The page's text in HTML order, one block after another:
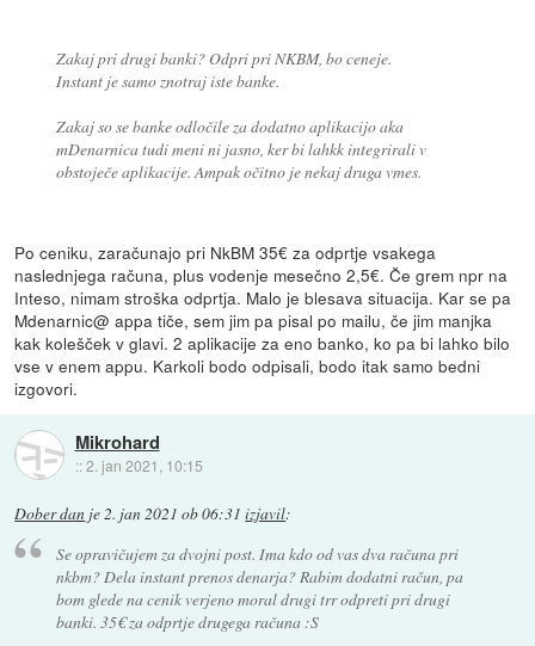
Zakaj pri drugi banki? Odpri pri NKBM, bo ceneje.
Instant je samo znotraj iste banke.
Zakaj so se banke odločile za dodatno aplikacijo aka
mDenarnica tudi meni ni jasno, ker bi lahkk integrirali v
obstoječe aplikacije. Ampak očitno je nekaj druga vmes.
Po ceniku, zaračunajo pri NkBM 35€ za odprtje vsakega
naslednjega računa, plus vodenje mesečno 2,5€. Če grem npr na
Inteso, nimam stroška odprtja. Malo je blesava situacija. Kar se pa
Mdenarnic@ appa tiče, sem jim pa pisal po mailu, če jim manjka
kak kolešček v glavi. 2 aplikacije za eno banko, ko pa bi lahko bilo
vse v enem appu. Karkoli bodo odpisali, bodo itak samo bedni
izgovori.
Mikrohard
::2. jan 2021, 10:15
Dober dan je2. jan 2021 ob 06:31 izjavil:
Se opravičujem za dvojni post. Ima kdo od vas dva računa pri
nkbm? Dela instant prenos denarja? Rabim dodatni račun, pa
bom glede na cenik verjeno moral drugi trr odpreti pri drugi
banki. 35€ za odprtje drugega računa :S